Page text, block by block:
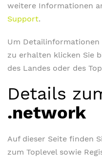
weitere Informationen
Support.
Um Detailinformationen
zu erhalten klicken Sie
des Landes oder des
Details
.network
Auf dieser Seite finden
zum Toplevel sowie